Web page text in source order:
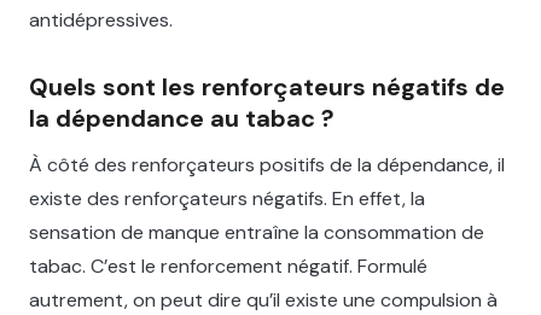
antidépressives.
Quels sont les renforçateurs négatifs de
la dépendance au tabac ?
À côté des renforçateurs positifs de la dépendance, il
existe des renforçateurs négatifs. En effet, la
sensation de manque entraîne la consommation de
tabac. C’est le renforcement négatif. Formulé
autrement, on peut dire qu’il existe une compulsion à